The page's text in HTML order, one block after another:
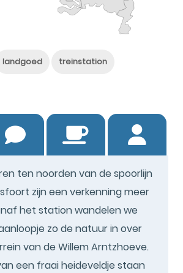
landgoed treinstation
ten noorden van de spoorlijn
zijn een verkenning meer
het station wandelen we
zo de natuur in over
van de Willem Arntzhoeve.
een fraai heideveldje staan